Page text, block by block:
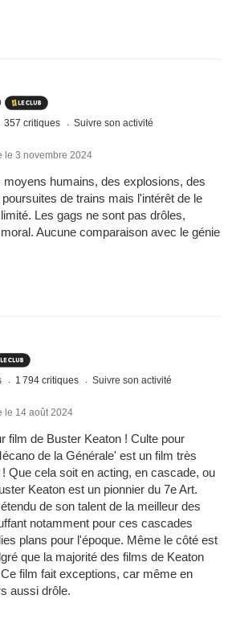
357 critiques Suivre son activité
le 3 novembre 2024
humains, des explosions, des
de trains mais l'intérêt de le
Les gags ne sont pas drôles,
Aucune comparaison avec le génie
1 794 critiques Suivre son activité
le 14 août 2024
film de Buster Keaton ! Culte pour
de la Générale' est un film très
Que cela soit en acting, en cascade, ou
Keaton est un pionnier du 7e Art.
de son talent de la meilleur des
notamment pour ces cascades
plans pour l'époque. Même le côté est
que la majorité des films de Keaton
film fait exceptions, car même en
aussi drôle.